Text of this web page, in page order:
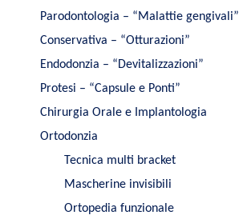
Parodontologia – “Malattie gengivali”
Conservativa – “Otturazioni”
Endodonzia – “Devitalizzazioni”
Protesi – “Capsule e Ponti”
Chirurgia Orale e Implantologia
Ortodonzia
Tecnica multi bracket
Mascherine invisibili
Ortopedia funzionale